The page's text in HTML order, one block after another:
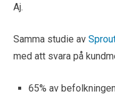
Aj.
Samma studie av
med att svara på
65% av